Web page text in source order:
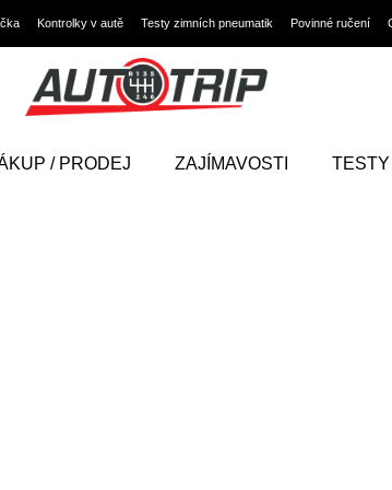
Kontrolky v autě Testy zimních pneumatik Povinné ručení
/ PRODEJ ZAJÍMAVOSTI TESTY